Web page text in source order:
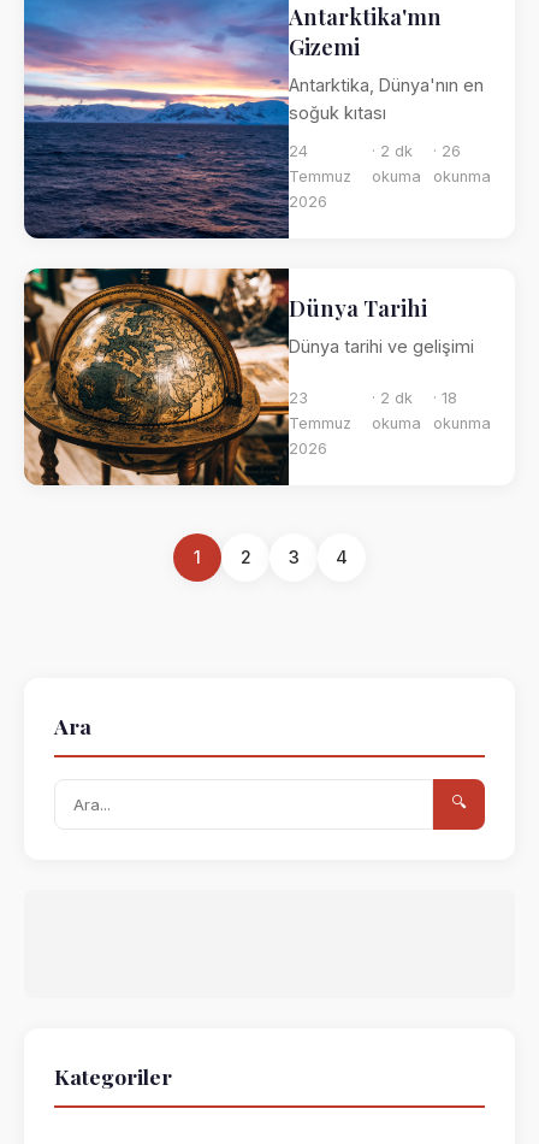
Antarktika'mn
Gizemi
Antarktika, Dünya'nın en
soğuk kıtası
24
Temmuz
2026
· 2 dk
okuma
· 26
okunma
Dünya Tarihi
Dünya tarihi ve gelişimi
23
Temmuz
2026
· 2 dk
okuma
· 18
okunma
1 2 3 4
Ara
🔍
Kategoriler